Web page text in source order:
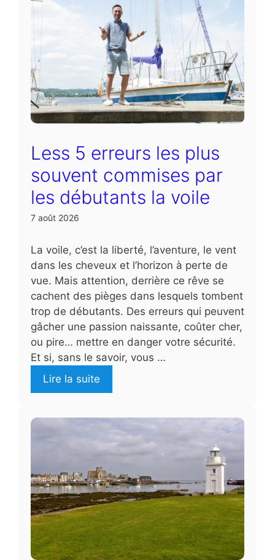
Less 5 erreurs les plus
souvent commises par
les débutants la voile
7 août 2026
La voile, c’est la liberté, l’aventure, le vent
dans les cheveux et l’horizon à perte de
vue. Mais attention, derrière ce rêve se
cachent des pièges dans lesquels tombent
trop de débutants. Des erreurs qui peuvent
gâcher une passion naissante, coûter cher,
ou pire… mettre en danger votre sécurité.
Et si, sans le savoir, vous …
Lire la suite